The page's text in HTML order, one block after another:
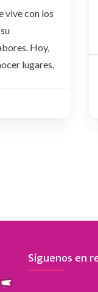
vive con los
Hoy,
lugares,
el destino
Síguenos en